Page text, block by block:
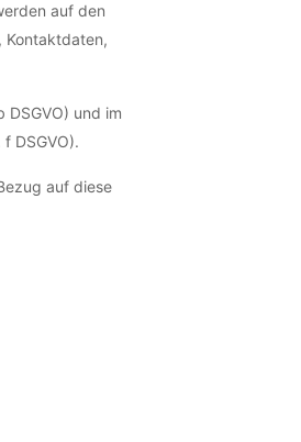
auf den
Kontaktdaten,
und im
DSGVO).
auf diese